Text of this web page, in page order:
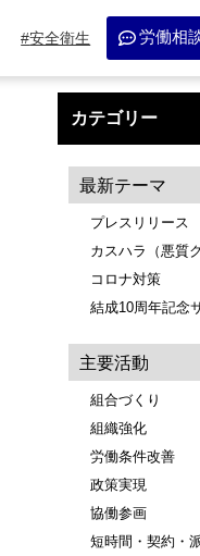
安全衛生 労働相
カテゴリー
最新テーマ
プレスリリース
カスハラ（悪質
コロナ対策
結成10周年記念
主要活動
組合づくり
組織強化
労働条件改善
政策実現
協働参画
短時間・契約・